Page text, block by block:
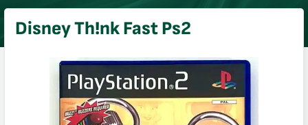
Disney Th!nk Fast Ps2
sulje